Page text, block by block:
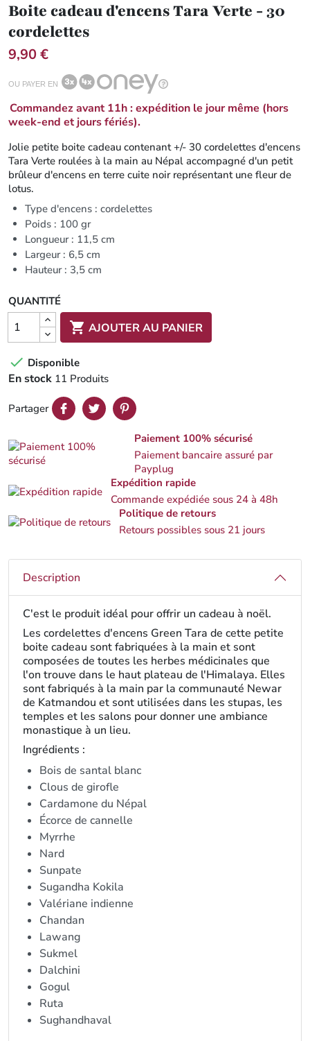
Boite cadeau d'encens Tara Verte - 30
cordelettes
9,90 €
OU PAYER EN
Commandez avant 11h : expédition le jour même (hors
week-end et jours fériés).
Jolie petite boite cadeau contenant +/- 30 cordelettes d'encens
Tara Verte roulées à la main au Népal accompagné d'un petit
brûleur d'encens en terre cuite noir représentant une fleur de
lotus.
Type d'encens : cordelettes
Poids : 100 gr
Longueur : 11,5 cm
Largeur : 6,5 cm
Hauteur : 3,5 cm
QUANTITÉ
 AJOUTER AU PANIER
 Disponible
En stock 11 Produits
Partager
Paiement 100% sécurisé
Paiement bancaire assuré par
Payplug
Expédition rapide
Commande expédiée sous 24 à 48h
Politique de retours
Retours possibles sous 21 jours
Description
C'est le produit idéal pour offrir un cadeau à noël.
Les cordelettes d'encens Green Tara de cette petite
boite cadeau sont fabriquées à la main et sont
composées de toutes les herbes médicinales que
l'on trouve dans le haut plateau de l'Himalaya. Elles
sont fabriqués à la main par la communauté Newar
de Katmandou et sont utilisées dans les stupas, les
temples et les salons pour donner une ambiance
monastique à un lieu.
Ingrédients :
Bois de santal blanc
Clous de girofle
Cardamone du Népal
Écorce de cannelle
Myrrhe
Nard
Sunpate
Sugandha Kokila
Valériane indienne
Chandan
Lawang
Sukmel
Dalchini
Gogul
Ruta
Sughandhaval